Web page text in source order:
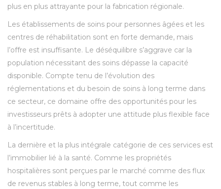
plus en plus attrayante pour la fabrication régionale.
Les établissements de soins pour personnes âgées et les
centres de réhabilitation sont en forte demande, mais
l’offre est insuffisante. Le déséquilibre s’aggrave car la
population nécessitant des soins dépasse la capacité
disponible. Compte tenu de l’évolution des
réglementations et du besoin de soins à long terme dans
ce secteur, ce domaine offre des opportunités pour les
investisseurs prêts à adopter une attitude plus flexible face
à l’incertitude.
La dernière et la plus intégrale catégorie de ces services est
l’immobilier lié à la santé. Comme les propriétés
hospitalières sont perçues par le marché comme des flux
de revenus stables à long terme, tout comme les